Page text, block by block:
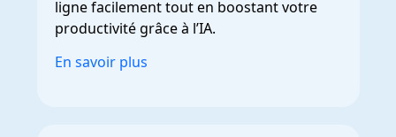
ligne facilement tout en boostant votre
productivité grâce à l’IA.
En savoir plus